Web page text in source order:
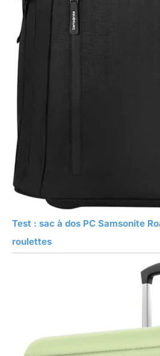
Test : sac à dos PC Samsonite
roulettes